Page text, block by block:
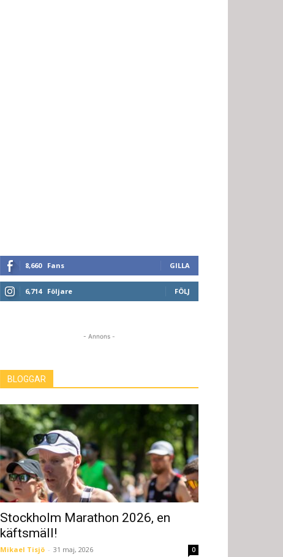
8,660 Fans GILLA
6,714 Följare FÖLJ
- Annons -
BLOGGAR
Stockholm Marathon 2026, en
käftsmäll!
Mikael Tisjö - 31 maj, 2026 0